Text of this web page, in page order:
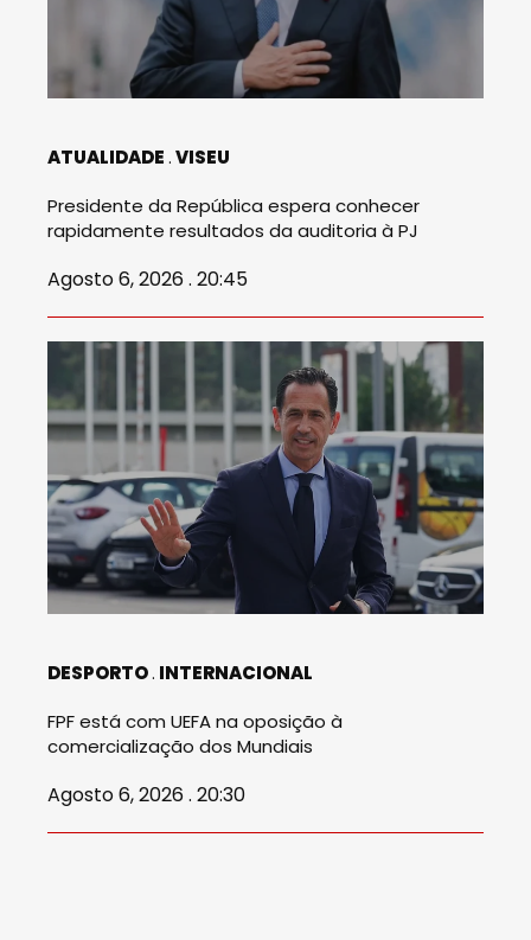
ATUALIDADE VISEU
Presidente da República espera conhecer
rapidamente resultados da auditoria à PJ
Agosto 6, 2026 . 20:45
DESPORTO INTERNACIONAL
FPF está com UEFA na oposição à
comercialização dos Mundiais
Agosto 6, 2026 . 20:30